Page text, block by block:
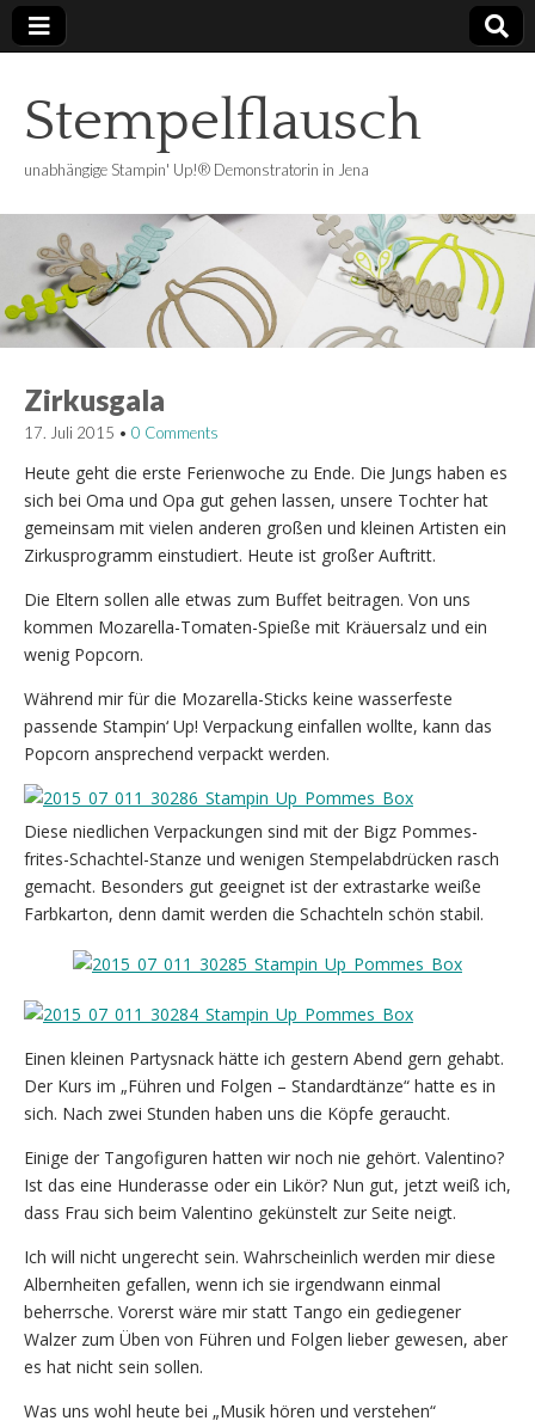
Stempelflausch
unabhängige Stampin' Up!® Demonstratorin in Jena
Zirkusgala
17. Juli 2015 • 0 Comments
Heute geht die erste Ferienwoche zu Ende. Die Jungs haben es
sich bei Oma und Opa gut gehen lassen, unsere Tochter hat
gemeinsam mit vielen anderen großen und kleinen Artisten ein
Zirkusprogramm einstudiert. Heute ist großer Auftritt.
Die Eltern sollen alle etwas zum Buffet beitragen. Von uns
kommen Mozarella-Tomaten-Spieße mit Kräuersalz und ein
wenig Popcorn.
Während mir für die Mozarella-Sticks keine wasserfeste
passende Stampin‘ Up! Verpackung einfallen wollte, kann das
Popcorn ansprechend verpackt werden.
Diese niedlichen Verpackungen sind mit der Bigz Pommes-
frites-Schachtel-Stanze und wenigen Stempelabdrücken rasch
gemacht. Besonders gut geeignet ist der extrastarke weiße
Farbkarton, denn damit werden die Schachteln schön stabil.
Einen kleinen Partysnack hätte ich gestern Abend gern gehabt.
Der Kurs im „Führen und Folgen – Standardtänze“ hatte es in
sich. Nach zwei Stunden haben uns die Köpfe geraucht.
Einige der Tangofiguren hatten wir noch nie gehört. Valentino?
Ist das eine Hunderasse oder ein Likör? Nun gut, jetzt weiß ich,
dass Frau sich beim Valentino gekünstelt zur Seite neigt.
Ich will nicht ungerecht sein. Wahrscheinlich werden mir diese
Albernheiten gefallen, wenn ich sie irgendwann einmal
beherrsche. Vorerst wäre mir statt Tango ein gediegener
Walzer zum Üben von Führen und Folgen lieber gewesen, aber
es hat nicht sein sollen.
Was uns wohl heute bei „Musik hören und verstehen“